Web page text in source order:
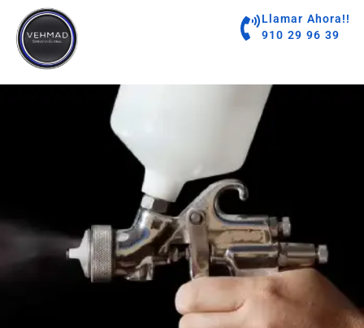
contenido
Llamar Ahora!!
910 29 96 39